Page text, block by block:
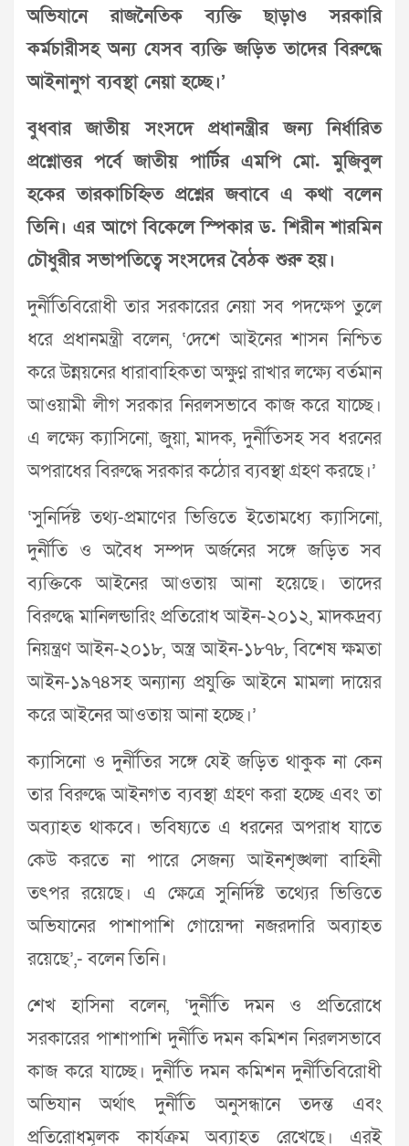
অভিযানে রাজনৈতিক ব্যক্তি ছাড়াও সরকারি
কর্মচারীসহ অন্য যেসব ব্যক্তি জড়িত তাদের বিরুদ্ধে
আইনানুগ ব্যবস্থা নেয়া হচ্ছে।’
বুধবার জাতীয় সংসদে প্রধানন্ত্রীর জন্য নির্ধারিত
প্রশ্নোত্তর পর্বে জাতীয় পার্টির এমপি মো. মুজিবুল
হকের তারকাচিহ্নিত প্রশ্নের জবাবে এ কথা বলেন
তিনি। এর আগে বিকেলে স্পিকার ড. শিরীন শারমিন
চৌধুরীর সভাপতিত্বে সংসদের বৈঠক শুরু হয়।
দুর্নীতিবিরোধী তার সরকারের নেয়া সব পদক্ষেপ তুলে
ধরে প্রধানমন্ত্রী বলেন, ‘দেশে আইনের শাসন নিশ্চিত
করে উন্নয়নের ধারাবাহিকতা অক্ষুণ্ন রাখার লক্ষ্যে বর্তমান
আওয়ামী লীগ সরকার নিরলসভাবে কাজ করে যাচ্ছে।
এ লক্ষ্যে ক্যাসিনো, জুয়া, মাদক, দুর্নীতিসহ সব ধরনের
অপরাধের বিরুদ্ধে সরকার কঠোর ব্যবস্থা গ্রহণ করছে।’
‘সুনির্দিষ্ট তথ্য-প্রমাণের ভিত্তিতে ইতোমধ্যে ক্যাসিনো,
দুর্নীতি ও অবৈধ সম্পদ অর্জনের সঙ্গে জড়িত সব
ব্যক্তিকে আইনের আওতায় আনা হয়েছে। তাদের
বিরুদ্ধে মানিলন্ডারিং প্রতিরোধ আইন-২০১২, মাদকদ্রব্য
নিয়ন্ত্রণ আইন-২০১৮, অস্ত্র আইন-১৮৭৮, বিশেষ ক্ষমতা
আইন-১৯৭৪সহ অন্যান্য প্রযুক্তি আইনে মামলা দায়ের
করে আইনের আওতায় আনা হচ্ছে।’
ক্যাসিনো ও দুর্নীতির সঙ্গে যেই জড়িত থাকুক না কেন
তার বিরুদ্ধে আইনগত ব্যবস্থা গ্রহণ করা হচ্ছে এবং তা
অব্যাহত থাকবে। ভবিষ্যতে এ ধরনের অপরাধ যাতে
কেউ করতে না পারে সেজন্য আইনশৃঙ্খলা বাহিনী
তৎপর রয়েছে। এ ক্ষেত্রে সুনির্দিষ্ট তথ্যের ভিত্তিতে
অভিযানের পাশাপাশি গোয়েন্দা নজরদারি অব্যাহত
রয়েছে’,- বলেন তিনি।
শেখ হাসিনা বলেন, ‘দুর্নীতি দমন ও প্রতিরোধে
সরকারের পাশাপাশি দুর্নীতি দমন কমিশন নিরলসভাবে
কাজ করে যাচ্ছে। দুর্নীতি দমন কমিশন দুর্নীতিবিরোধী
অভিযান অর্থাৎ দুর্নীতি অনুসন্ধানে তদন্ত এবং
প্রতিরোধমূলক কার্যক্রম অব্যাহত রেখেছে। এরই